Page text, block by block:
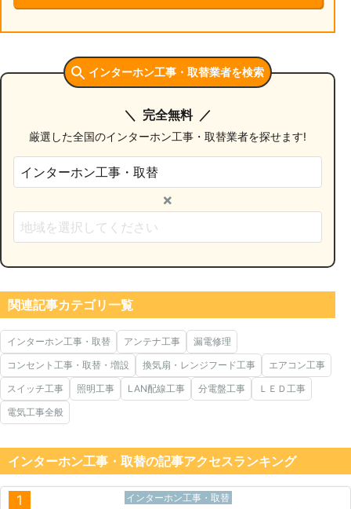
インターホン工事・取替業者を検索
完全無料
厳選した全国のインターホン工事・取替業者を探せます!
×
関連記事カテゴリ一覧
インターホン工事・取替 アンテナ工事
漏電修理
コンセント工事・取替・増設
換気扇・レンジフード工事
エアコン工事
スイッチ工事
照明工事 LAN配線工事 分電盤工事
ＬＥＤ工事
電気工事全般
インターホン工事・取替の記事アクセスランキング
1 インターホン工事・取替